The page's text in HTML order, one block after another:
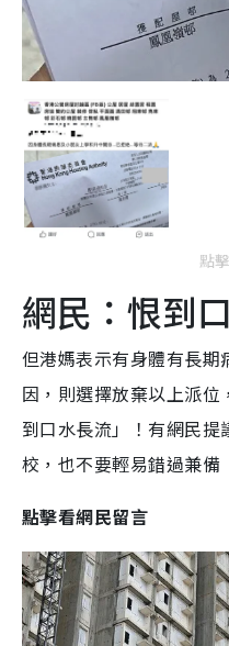
點
網民：恨到
但港媽表示有身體有長
因，則選擇放棄以上派
到口水長流」！有網民
校，也不要輕易錯過兼備
點擊看網民留言